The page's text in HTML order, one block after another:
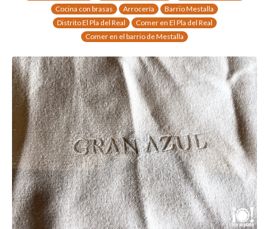
Cocina con brasas
Arrocería
Barrio Mestalla
Distrito El Pla del Real
Comer en El Pla del Real
Comer en el barrio de Mestalla